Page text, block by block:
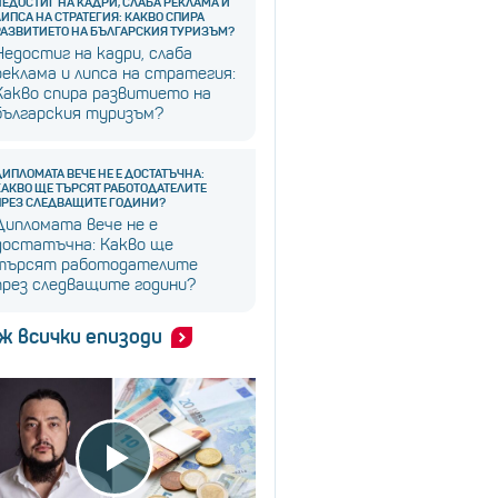
НА СТРАТЕГИЯ: КАКВО СПИРА
НА БЪЛГАРСКИЯ ТУРИЗЪМ?
на кадри, слаба
и липса на стратегия:
спира развитието на
туризъм?
ВЕЧЕ НЕ Е ДОСТАТЪЧНА:
ЩЕ ТЪРСЯТ РАБОТОДАТЕЛИТЕ
СЛЕДВАЩИТЕ ГОДИНИ?
вече не е
Какво ще
работодателите
следващите години?
всички епизоди